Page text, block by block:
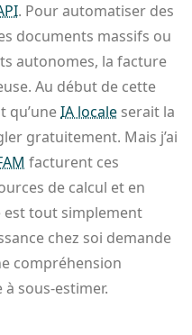
. Pour automatiser des
documents massifs ou
autonomes, la facture
Au début de cette
qu’uneIA locale serait la
gratuitement. Mais j’ai
facturent ces
de calcul et en
tout simplement
chez soi demande
compréhension
à sous-estimer.